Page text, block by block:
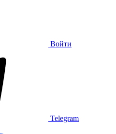
Войти
Telegram